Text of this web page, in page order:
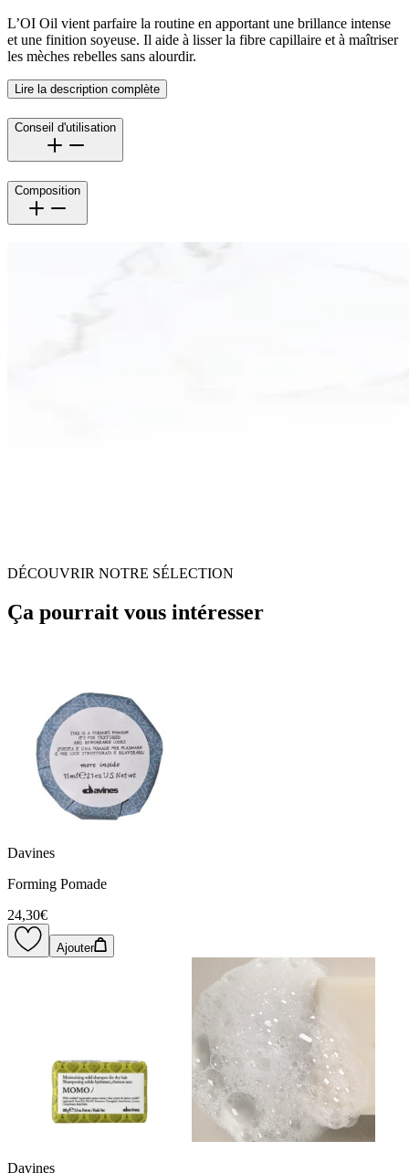
L’OI Oil vient parfaire la routine en apportant une brillance intense
et une finition soyeuse. Il aide à lisser la fibre capillaire et à maîtriser
les mèches rebelles sans alourdir.
Lire la description complète
Conseil d'utilisation
Composition
DÉCOUVRIR NOTRE SÉLECTION
Ça pourrait vous intéresser
Davines
Forming Pomade
24,30€
Ajouter
Davines